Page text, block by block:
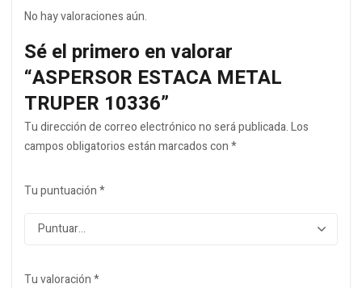
No hay valoraciones aún.
Sé el primero en valorar
“ASPERSOR ESTACA METAL
TRUPER 10336”
Tu dirección de correo electrónico no será publicada.Los
campos obligatorios están marcados con*
Tu puntuación*
Tu valoración*